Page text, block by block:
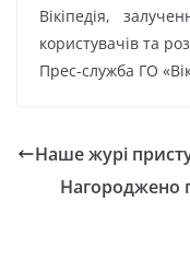
Вікіпедія,
користувачів та
Прес-служба ГО
Наше журі
Нагороджено